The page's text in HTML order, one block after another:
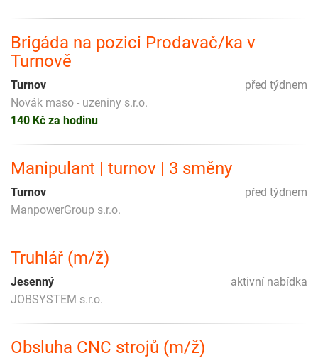
Brigáda na pozici Prodavač/ka v
Turnově
před týdnem
Turnov
Novák maso - uzeniny s.r.o.
140 Kč za hodinu
Manipulant | turnov | 3 směny
před týdnem
Turnov
ManpowerGroup s.r.o.
Truhlář (m/ž)
aktivní nabídka
Jesenný
JOBSYSTEM s.r.o.
Obsluha CNC strojů (m/ž)